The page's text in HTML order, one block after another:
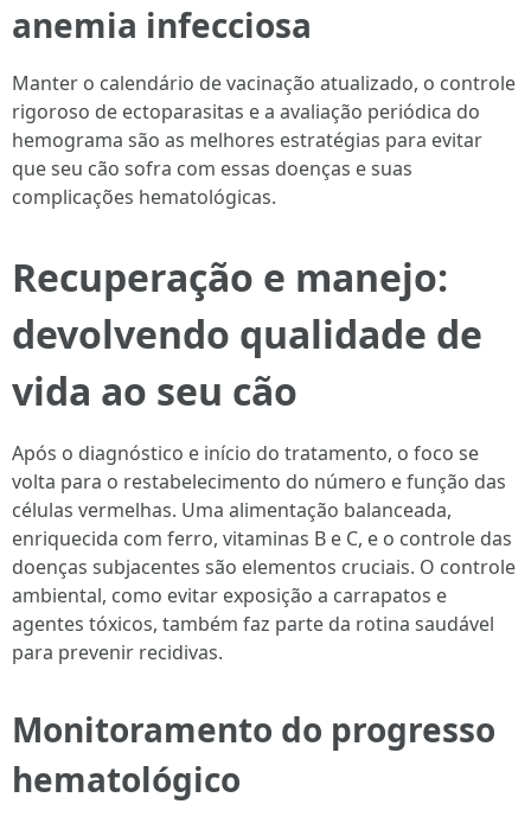
anemia infecciosa
Manter o calendário de vacinação atualizado, o controle
rigoroso de ectoparasitas e a avaliação periódica do
hemograma são as melhores estratégias para evitar
que seu cão sofra com essas doenças e suas
complicações hematológicas.
Recuperação e manejo:
devolvendo qualidade de
vida ao seu cão
Após o diagnóstico e início do tratamento, o foco se
volta para o restabelecimento do número e função das
células vermelhas. Uma alimentação balanceada,
enriquecida com ferro, vitaminas B e C, e o controle das
doenças subjacentes são elementos cruciais. O controle
ambiental, como evitar exposição a carrapatos e
agentes tóxicos, também faz parte da rotina saudável
para prevenir recidivas.
Monitoramento do progresso
hematológico